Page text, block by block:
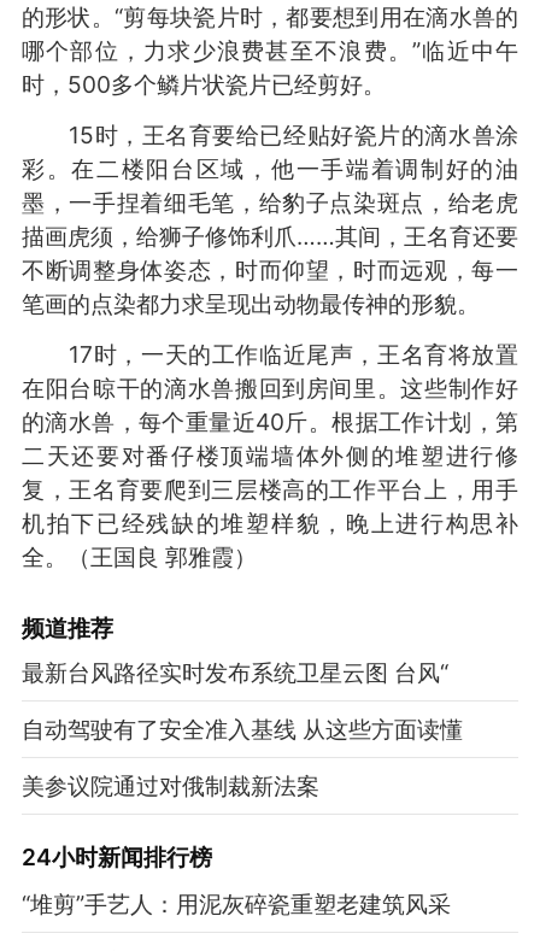
的形状。“剪每块瓷片时，都要想到用在滴水兽的
哪个部位，力求少浪费甚至不浪费。”临近中午
时，500多个鳞片状瓷片已经剪好。
15时，王名育要给已经贴好瓷片的滴水兽涂
彩。在二楼阳台区域，他一手端着调制好的油
墨，一手捏着细毛笔，给豹子点染斑点，给老虎
描画虎须，给狮子修饰利爪……其间，王名育还要
不断调整身体姿态，时而仰望，时而远观，每一
笔画的点染都力求呈现出动物最传神的形貌。
17时，一天的工作临近尾声，王名育将放置
在阳台晾干的滴水兽搬回到房间里。这些制作好
的滴水兽，每个重量近40斤。根据工作计划，第
二天还要对番仔楼顶端墙体外侧的堆塑进行修
复，王名育要爬到三层楼高的工作平台上，用手
机拍下已经残缺的堆塑样貌，晚上进行构思补
全。（王国良 郭雅霞）
频道推荐
最新台风路径实时发布系统卫星云图 台风“
自动驾驶有了安全准入基线 从这些方面读懂
美参议院通过对俄制裁新法案
24小时新闻排行榜
“堆剪”手艺人：用泥灰碎瓷重塑老建筑风采